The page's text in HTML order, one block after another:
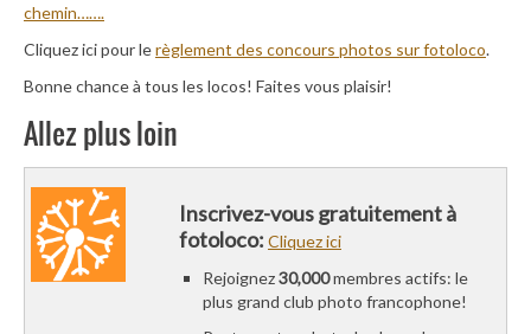
chemin…….
Cliquez ici pour lerèglement des concours photos sur fotoloco.
Bonne chance à tous les locos! Faites vous plaisir!
Allez plus loin
Inscrivez-vous gratuitement à
fotoloco: Cliquez ici
Rejoignez30,000membres actifs: le
plus grand club photo francophone!